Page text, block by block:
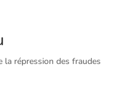
la répression des fraudes